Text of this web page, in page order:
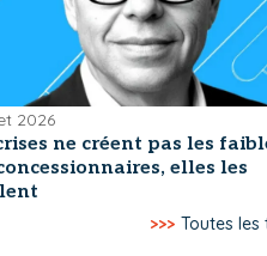
2026
ne créent pas les
elles les
>>> Toutes les